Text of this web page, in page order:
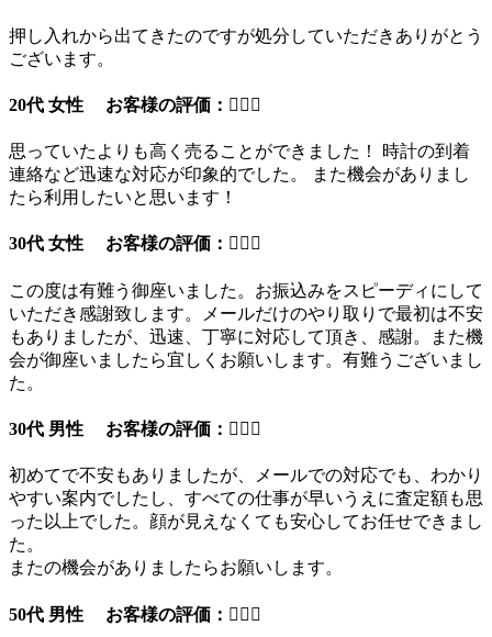
押し入れから出てきたのですが処分していただきありがとう
ございます。
20代 女性 お客様の評価：
思っていたよりも高く売ることができました！ 時計の到着
連絡など迅速な対応が印象的でした。 また機会がありまし
たら利用したいと思います！
30代 女性 お客様の評価：
この度は有難う御座いました。お振込みをスピーディにして
いただき感謝致します。メールだけのやり取りで最初は不安
もありましたが、迅速、丁寧に対応して頂き、感謝。また機
会が御座いましたら宜しくお願いします。有難うございまし
た。
30代 男性 お客様の評価：
初めてで不安もありましたが、メールでの対応でも、わかり
やすい案内でしたし、すべての仕事が早いうえに査定額も思
った以上でした。顔が見えなくても安心してお任せできまし
た。
またの機会がありましたらお願いします。
50代 男性 お客様の評価：